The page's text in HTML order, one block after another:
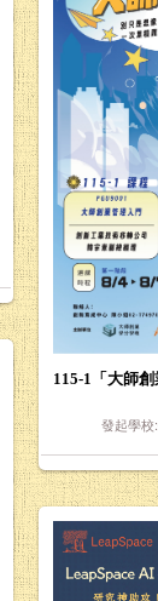
115-1「大師
發起學